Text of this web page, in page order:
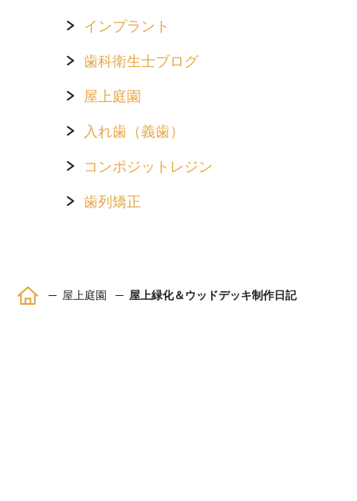
インプラント
歯科衛生士ブログ
屋上庭園
入れ歯（義歯）
コンポジットレジン
歯列矯正
ホーム 屋上庭園 屋上緑化＆ウッドデッキ制作日記